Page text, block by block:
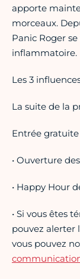
apporte
morceaux.
Panic Roger
inflammatoire.
Les 3
La suite de la
Entrée gratuite
• Ouverture
• Happy Hour
• Si vous êtes
pouvez alerter
vous pouvez